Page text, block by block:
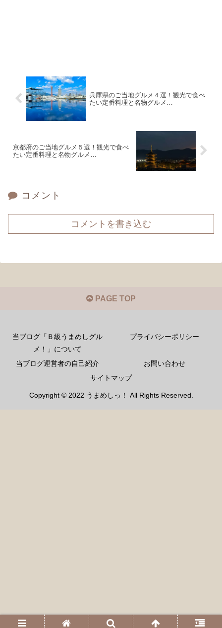
兵庫県のご当地グルメ４選！観光で食べ
たい定番料理と名物グルメ…
京都府のご当地グルメ５選！観光で食べ
たい定番料理と名物グルメ…
コメント
コメントを書き込む
PAGE TOP
当ブログ「Ｂ級うまめしグル
メ！」について
プライバシーポリシー
当ブログ運営者の自己紹介
お問い合わせ
サイトマップ
Copyright © 2022 うまめしっ！ All Rights Reserved.